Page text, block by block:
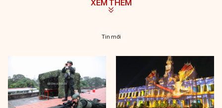
XEM THÊM
Tin mới